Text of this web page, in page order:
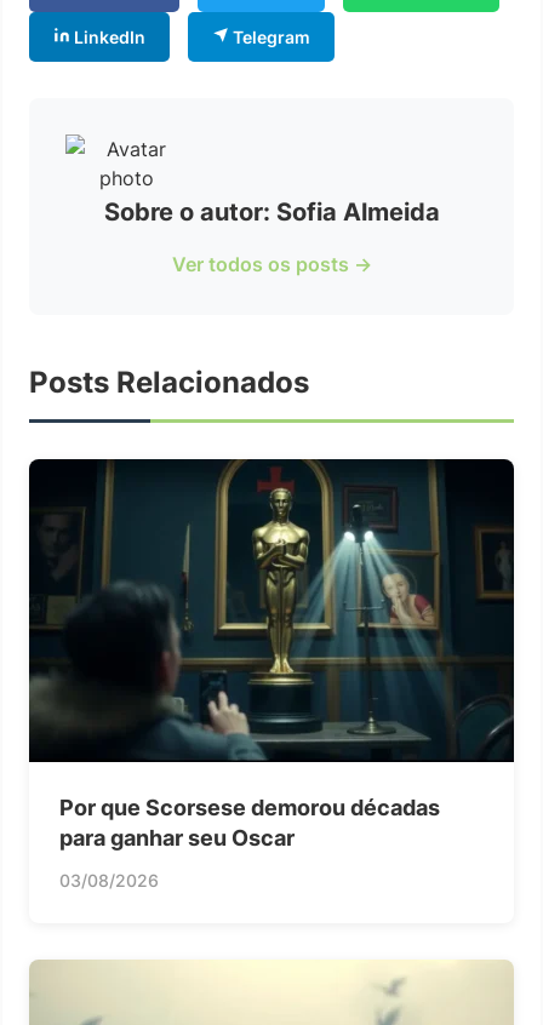
LinkedIn Telegram
Sobre o autor: Sofia Almeida
Ver todos os posts →
Posts Relacionados
Por que Scorsese demorou décadas
para ganhar seu Oscar
03/08/2026